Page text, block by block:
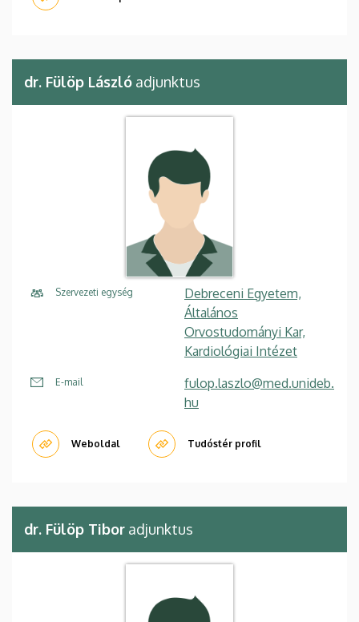
dr. Fülöp László adjunktus
Szervezeti egység
Debreceni Egyetem,
Általános
Orvostudományi Kar,
Kardiológiai Intézet
E-mail
fulop.laszlo@med.unideb.
hu
Weboldal Tudóstér profil
dr. Fülöp Tibor adjunktus